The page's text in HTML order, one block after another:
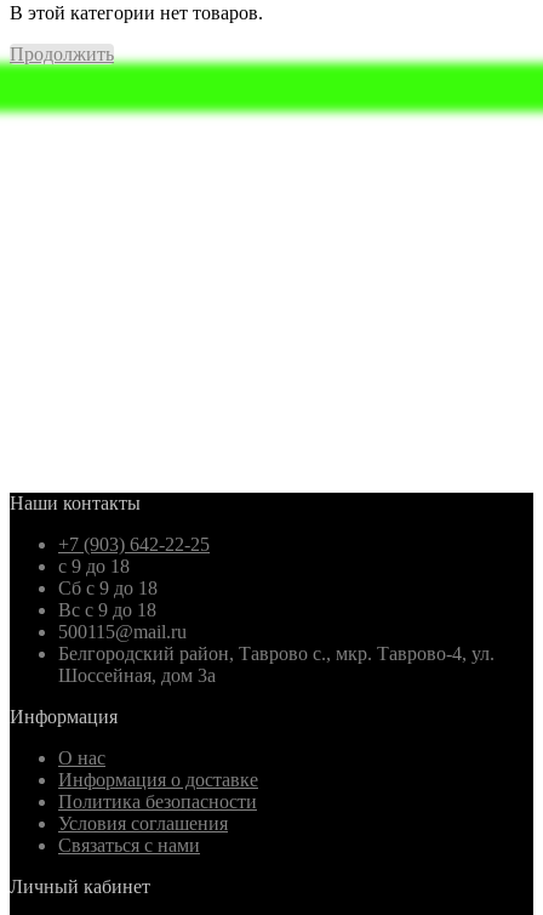
В этой категории нет товаров.
Продолжить
Наши контакты
+7 (903) 642-22-25
с 9 до 18
Сб с 9 до 18
Вс с 9 до 18
500115@mail.ru
Белгородский район, Таврово с., мкр. Таврово-4, ул.
Шоссейная, дом 3а
Информация
О нас
Информация о доставке
Политика безопасности
Условия соглашения
Связаться с нами
Личный кабинет